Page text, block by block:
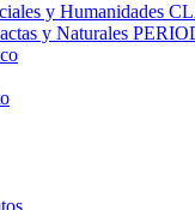
y Humanidades
y Naturales